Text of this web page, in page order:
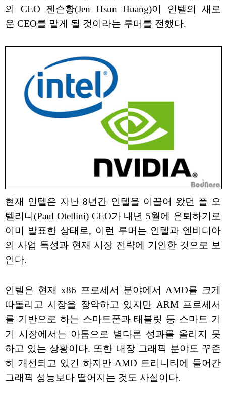
의 CEO 젠슨황(Jen Hsun Huang)이 인텔의 새로
운 CEO를 맡게 될 것이라는 루머를 전했다.
현재 인텔은 지난 8년간 인텔을 이끌어 왔던 폴 오
텔리니(Paul Otellini) CEO가 내년 5월에 은퇴하기로
이미 발표한 상태로, 이런 루머는 인텔과 엔비디아
의 사업 특성과 현재 시장 전략에 기인한 것으로 보
인다.
인텔은 현재 x86 프로세서 분야에서 AMD를 크게
따돌리고 시장을 장악하고 있지만 ARM 프로세서
를 기반으로 하는 스마트폰과 태블릿 등 스마트 기
기 시장에서는 아톰으로 별다른 성과를 올리지 못
하고 있는 상황이다. 또한 내장 그래픽 분야도 꾸준
히 개선되고 있긴 하지만 AMD 트리니티에 들어간
그래픽 성능보다 떨어지는 것도 사실이다.